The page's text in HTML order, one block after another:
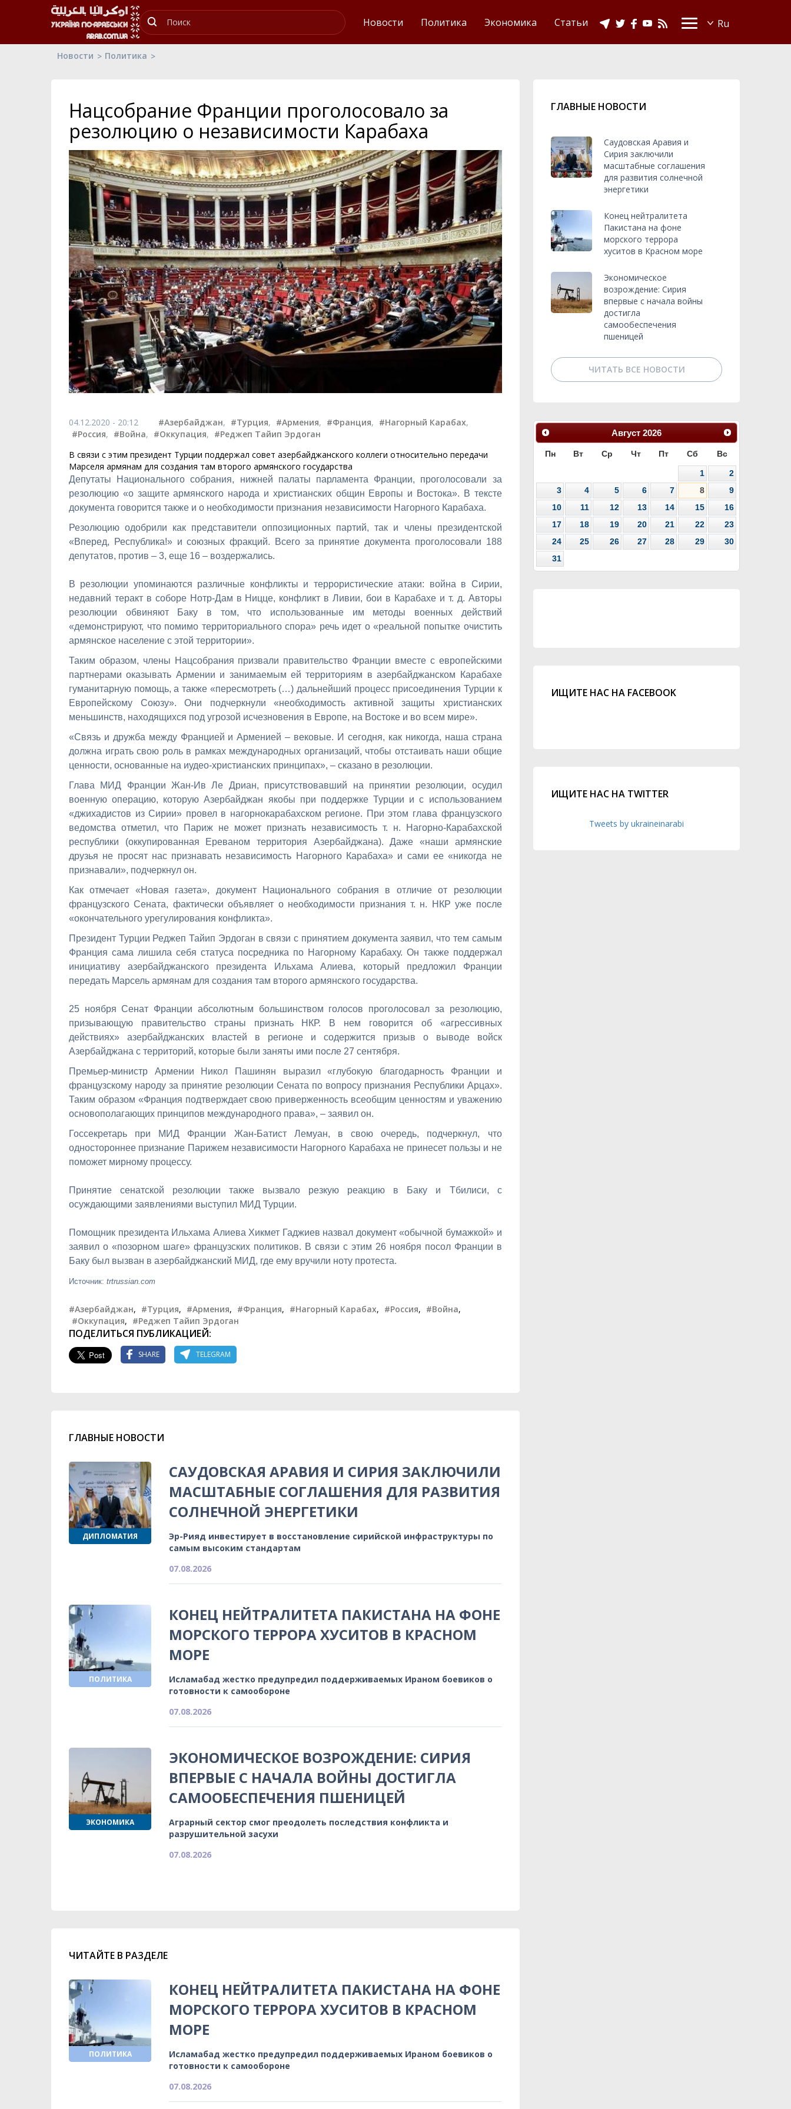
Новости Политика Экономика Статьи
Новости Политика
Нацсобрание Франции проголосовало за
резолюцию о независимости Карабаха
04.12.2020 - 20:12 #Азербайджан, #Турция, #Армения, #Франция, #Нагорный Карабах,
#Россия, #Война, #Оккупация, #Реджеп Тайип Эрдоган
В связи с этим президент Турции поддержал совет азербайджанского коллеги относительно передачи
Марселя армянам для создания там второго армянского государства
Депутаты Национального собрания, нижней палаты парламента Франции, проголосовали за
резолюцию «о защите армянского народа и христианских общин Европы и Востока». В тексте
документа говорится также и о необходимости признания независимости Нагорного Карабаха.
Резолюцию одобрили как представители оппозиционных партий, так и члены президентской
«Вперед, Республика!» и союзных фракций. Всего за принятие документа проголосовали 188
депутатов, против – 3, еще 16 – воздержались.
В резолюции упоминаются различные конфликты и террористические атаки: война в Сирии,
недавний теракт в соборе Нотр-Дам в Ницце, конфликт в Ливии, бои в Карабахе и т. д. Авторы
резолюции обвиняют Баку в том, что использованные им методы военных действий
«демонстрируют, что помимо территориального спора» речь идет о «реальной попытке очистить
армянское население с этой территории».
Таким образом, члены Нацсобрания призвали правительство Франции вместе с европейскими
партнерами оказывать Армении и занимаемым ей территориям в азербайджанском Карабахе
гуманитарную помощь, а также «пересмотреть (…) дальнейший процесс присоединения Турции к
Европейскому Союзу». Они подчеркнули «необходимость активной защиты христианских
меньшинств, находящихся под угрозой исчезновения в Европе, на Востоке и во всем мире».
«Связь и дружба между Францией и Арменией – вековые. И сегодня, как никогда, наша страна
должна играть свою роль в рамках международных организаций, чтобы отстаивать наши общие
ценности, основанные на иудео-христианских принципах», – сказано в резолюции.
Глава МИД Франции Жан-Ив Ле Дриан, присутствовавший на принятии резолюции, осудил
военную операцию, которую Азербайджан якобы при поддержке Турции и с использованием
«джихадистов из Сирии» провел в нагорнокарабахском регионе. При этом глава французского
ведомства отметил, что Париж не может признать независимость т. н. Нагорно-Карабахской
республики (оккупированная Ереваном территория Азербайджана). Даже «наши армянские
друзья не просят нас признавать независимость Нагорного Карабаха» и сами ее «никогда не
признавали», подчеркнул он.
Как отмечает «Новая газета», документ Национального собрания в отличие от резолюции
французского Сената, фактически объявляет о необходимости признания т. н. НКР уже после
«окончательного урегулирования конфликта».
Президент Турции Реджеп Тайип Эрдоган в связи с принятием документа заявил, что тем самым
Франция сама лишила себя статуса посредника по Нагорному Карабаху. Он также поддержал
инициативу азербайджанского президента Ильхама Алиева, который предложил Франции
передать Марсель армянам для создания там второго армянского государства.
25 ноября Сенат Франции абсолютным большинством голосов проголосовал за резолюцию,
призывающую правительство страны признать НКР. В нем говорится об «агрессивных
действиях» азербайджанских властей в регионе и содержится призыв о выводе войск
Азербайджана с территорий, которые были заняты ими после 27 сентября.
Премьер-министр Армении Никол Пашинян выразил «глубокую благодарность Франции и
французскому народу за принятие резолюции Сената по вопросу признания Республики Арцах».
Таким образом «Франция подтверждает свою приверженность всеобщим ценностям и уважению
основополагающих принципов международного права», – заявил он.
Госсекретарь при МИД Франции Жан-Батист Лемуан, в свою очередь, подчеркнул, что
одностороннее признание Парижем независимости Нагорного Карабаха не принесет пользы и не
поможет мирному процессу.
Принятие сенатской резолюции также вызвало резкую реакцию в Баку и Тбилиси, с
осуждающими заявлениями выступил МИД Турции.
Помощник президента Ильхама Алиева Хикмет Гаджиев назвал документ «обычной бумажкой» и
заявил о «позорном шаге» французских политиков. В связи с этим 26 ноября посол Франции в
Баку был вызван в азербайджанский МИД, где ему вручили ноту протеста.
Источник: trtrussian.com
#Азербайджан, #Турция, #Армения, #Франция, #Нагорный Карабах, #Россия, #Война,
#Оккупация, #Реджеп Тайип Эрдоган
ПОДЕЛИТЬСЯ ПУБЛИКАЦИЕЙ:
SHARE TELEGRAM
ГЛАВНЫЕ НОВОСТИ
ДИПЛОМАТИЯ
САУДОВСКАЯ АРАВИЯ И СИРИЯ ЗАКЛЮЧИЛИ
МАСШТАБНЫЕ СОГЛАШЕНИЯ ДЛЯ РАЗВИТИЯ
СОЛНЕЧНОЙ ЭНЕРГЕТИКИ
Эр-Рияд инвестирует в восстановление сирийской инфраструктуры по
самым высоким стандартам
07.08.2026
ПОЛИТИКА
КОНЕЦ НЕЙТРАЛИТЕТА ПАКИСТАНА НА ФОНЕ
МОРСКОГО ТЕРРОРА ХУСИТОВ В КРАСНОМ
МОРЕ
Исламабад жестко предупредил поддерживаемых Ираном боевиков о
готовности к самообороне
07.08.2026
ЭКОНОМИКА
ЭКОНОМИЧЕСКОЕ ВОЗРОЖДЕНИЕ: СИРИЯ
ВПЕРВЫЕ С НАЧАЛА ВОЙНЫ ДОСТИГЛА
САМООБЕСПЕЧЕНИЯ ПШЕНИЦЕЙ
Аграрный сектор смог преодолеть последствия конфликта и
разрушительной засухи
07.08.2026
ЧИТАЙТЕ В РАЗДЕЛЕ
ПОЛИТИКА
КОНЕЦ НЕЙТРАЛИТЕТА ПАКИСТАНА НА ФОНЕ
МОРСКОГО ТЕРРОРА ХУСИТОВ В КРАСНОМ
МОРЕ
Исламабад жестко предупредил поддерживаемых Ираном боевиков о
готовности к самообороне
07.08.2026
ГЛАВНЫЕ НОВОСТИ
Саудовская Аравия и
Сирия заключили
масштабные соглашения
для развития солнечной
энергетики
Конец нейтралитета
Пакистана на фоне
морского террора
хуситов в Красном море
Экономическое
возрождение: Сирия
впервые с начала войны
достигла
самообеспечения
пшеницей
ЧИТАТЬ ВСЕ НОВОСТИ
Август 2026
Пн Вт Ср Чт Пт Сб Вс
1
2
3
4 5 6 7 8
9
10
11 12 13 14 15
16
17
18 19 20 21 22
23
24
25 26 27 28 29
30
31
ИЩИТЕ НАС НА FACEBOOK
ИЩИТЕ НАС НА TWITTER
Tweets by ukraineinarabi